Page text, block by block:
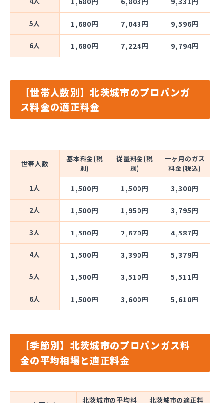
5人 1,680円 7,043円 9,596円
6人 1,680円 7,224円 9,794円
【世帯人数別】北茨城市のプロパンガ
ス料金の適正料金
世帯人数
基本料金(税
別)
従量料金(税
別)
一ヶ月のガス
料金(税込)
1人 1,500円 1,500円 3,300円
2人 1,500円 1,950円 3,795円
3人 1,500円 2,670円 4,587円
4人 1,500円 3,390円 5,379円
5人 1,500円 3,510円 5,511円
6人 1,500円 3,600円 5,610円
【季節別】北茨城市のプロパンガス料
金の平均相場と適正料金
北茨城市の平均料
北茨城市の適正料